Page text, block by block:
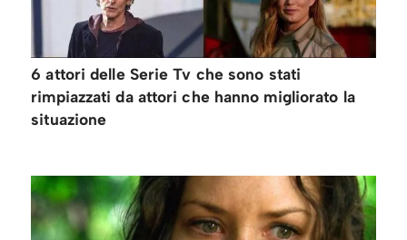
6 attori delle Serie Tv che sono stati
rimpiazzati da attori che hanno migliorato la
situazione